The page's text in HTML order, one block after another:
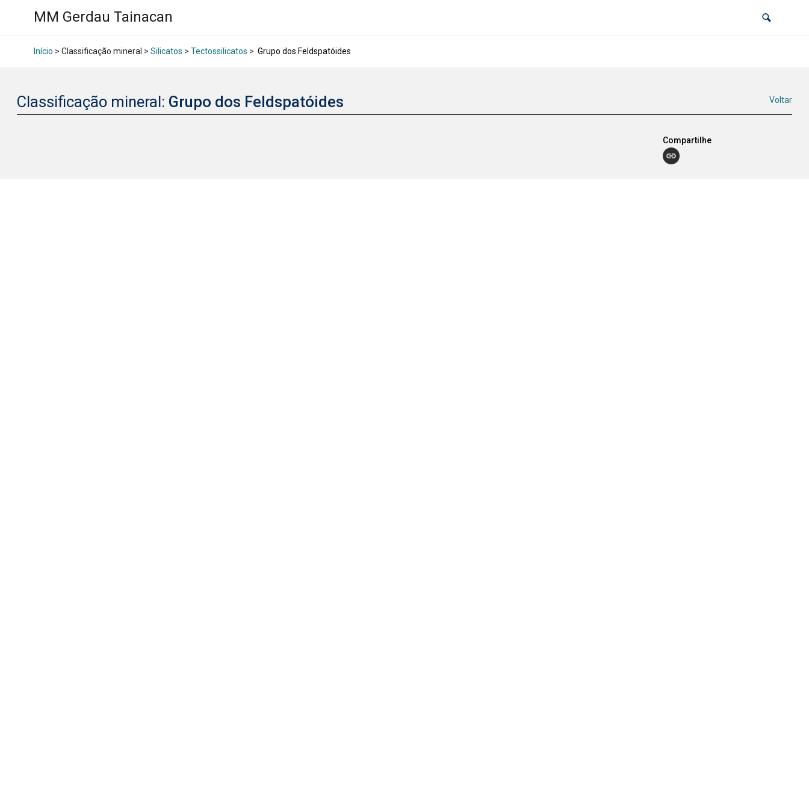
MM Gerdau Tainacan
Início > Classificação mineral > Silicatos > Tectossilicatos > Grupo dos Feldspatóides
Classificação mineral: Grupo dos Feldspatóides Voltar
Compartilhe